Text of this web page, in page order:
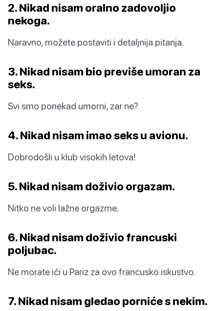
2. Nikad nisam oralno zadovoljio
nekoga.
Naravno, možete postaviti i detaljnija pitanja.
3. Nikad nisam bio previše umoran za
seks.
Svi smo ponekad umorni, zar ne?
4. Nikad nisam imao seks u avionu.
Dobrodošli u klub visokih letova!
5. Nikad nisam doživio orgazam.
Nitko ne voli lažne orgazme.
6. Nikad nisam doživio francuski
poljubac.
Ne morate ići u Pariz za ovo francusko iskustvo.
7. Nikad nisam gledao porniće s nekim.